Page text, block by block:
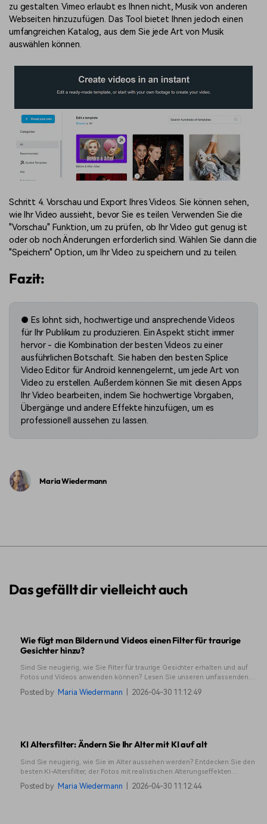
zu gestalten. Vimeo erlaubt es Ihnen nicht, Musik von anderen
Webseiten hinzuzufügen. Das Tool bietet Ihnen jedoch einen
umfangreichen Katalog, aus dem Sie jede Art von Musik
auswählen können.
Schritt 4. Vorschau und Export Ihres Videos. Sie können sehen,
wie Ihr Video aussieht, bevor Sie es teilen. Verwenden Sie die
"Vorschau" Funktion, um zu prüfen, ob Ihr Video gut genug ist
oder ob noch Änderungen erforderlich sind. Wählen Sie dann die
"Speichern" Option, um Ihr Video zu speichern und zu teilen.
Fazit:
● Es lohnt sich, hochwertige und ansprechende Videos
für Ihr Publikum zu produzieren. Ein Aspekt sticht immer
hervor - die Kombination der besten Videos zu einer
ausführlichen Botschaft. Sie haben den besten Splice
Video Editor für Android kennengelernt, um jede Art von
Video zu erstellen. Außerdem können Sie mit diesen Apps
Ihr Video bearbeiten, indem Sie hochwertige Vorgaben,
Übergänge und andere Effekte hinzufügen, um es
professionell aussehen zu lassen.
Maria Wiedermann
Das gefällt dir vielleicht auch
Wie fügt man Bildern und Videos einen Filter für traurige
Gesichter hinzu?
Sind Sie neugierig, wie Sie Filter für traurige Gesichter erhalten und auf
Fotos und Videos anwenden können? Lesen Sie unseren umfassenden
Posted by Maria Wiedermann 2026-04-30 11:12:49
KI Altersfilter: Ändern Sie Ihr Alter mit KI auf alt
Sind Sie neugierig, wie Sie im Alter aussehen werden? Entdecken Sie den
besten KI-Altersfilter, der Fotos mit realistischen Alterungseffekten
verwandelt. Probieren Sie es jetzt aus und sehen Sie Ihr zukünftiges Ich!
Posted by Maria Wiedermann 2026-04-30 11:12:44